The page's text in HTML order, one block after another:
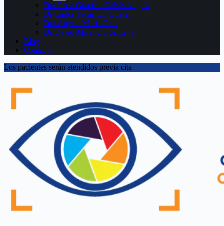
Dra Rosa Graciela Galvis Angola
Dr Carlos Fernando Utrera
Dra Angela Maria Cruz
Dr David Alejandro Santana
Blog
Contacto
Los pacientes serán atendidos previa cita